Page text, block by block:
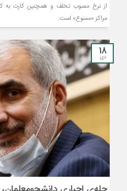
از نرخ مصوب تخلف و همچنین کارت به
مراکز «ممنوع» است.
18
دی